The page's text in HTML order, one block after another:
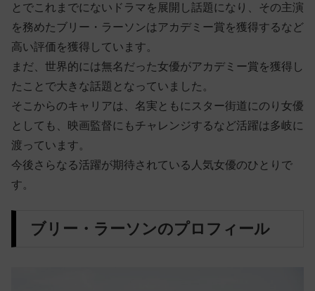
とでこれまでにないドラマを展開し話題になり、その主演
を務めたブリー・ラーソンはアカデミー賞を獲得するなど
高い評価を獲得しています。
まだ、世界的には無名だった女優がアカデミー賞を獲得し
たことで大きな話題となっていました。
そこからのキャリアは、名実ともにスター街道にのり女優
としても、映画監督にもチャレンジするなど活躍は多岐に
渡っています。
今後さらなる活躍が期待されている人気女優のひとりで
す。
ブリー・ラーソンのプロフィール